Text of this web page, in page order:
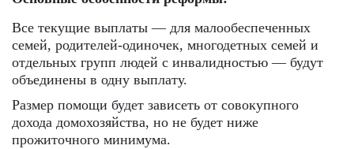
Все текущие выплаты — для малообеспеченных
семей, родителей-одиночек, многодетных семей и
отдельных групп людей с инвалидностью — будут
объединены в одну выплату.
Размер помощи будет зависеть от совокупного
дохода домохозяйства, но не будет ниже
прожиточного минимума.